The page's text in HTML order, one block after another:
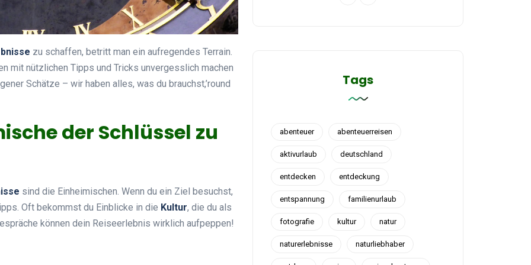
zu schaffen, betritt man ein aufregendes Terrain.
mit nützlichen Tipps und Tricks unvergesslich machen
Schätze – wir haben alles, was du brauchst,’round
der Schlüssel zu
sind die Einheimischen. Wenn du ein Ziel besuchst,
Oft bekommst du Einblicke in die Kultur, die du als
können dein Reiseerlebnis wirklich aufpeppen!
Tags
abenteuer abenteuerreisen
aktivurlaub deutschland
entdecken entdeckung
entspannung familienurlaub
fotografie kultur natur
naturerlebnisse naturliebhaber